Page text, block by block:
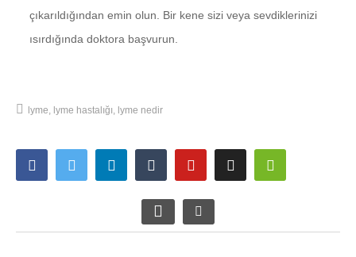
çıkarıldığından emin olun. Bir kene sizi veya sevdiklerinizi
ısırdığında doktora başvurun.
lyme lyme hastalığı lyme nedir